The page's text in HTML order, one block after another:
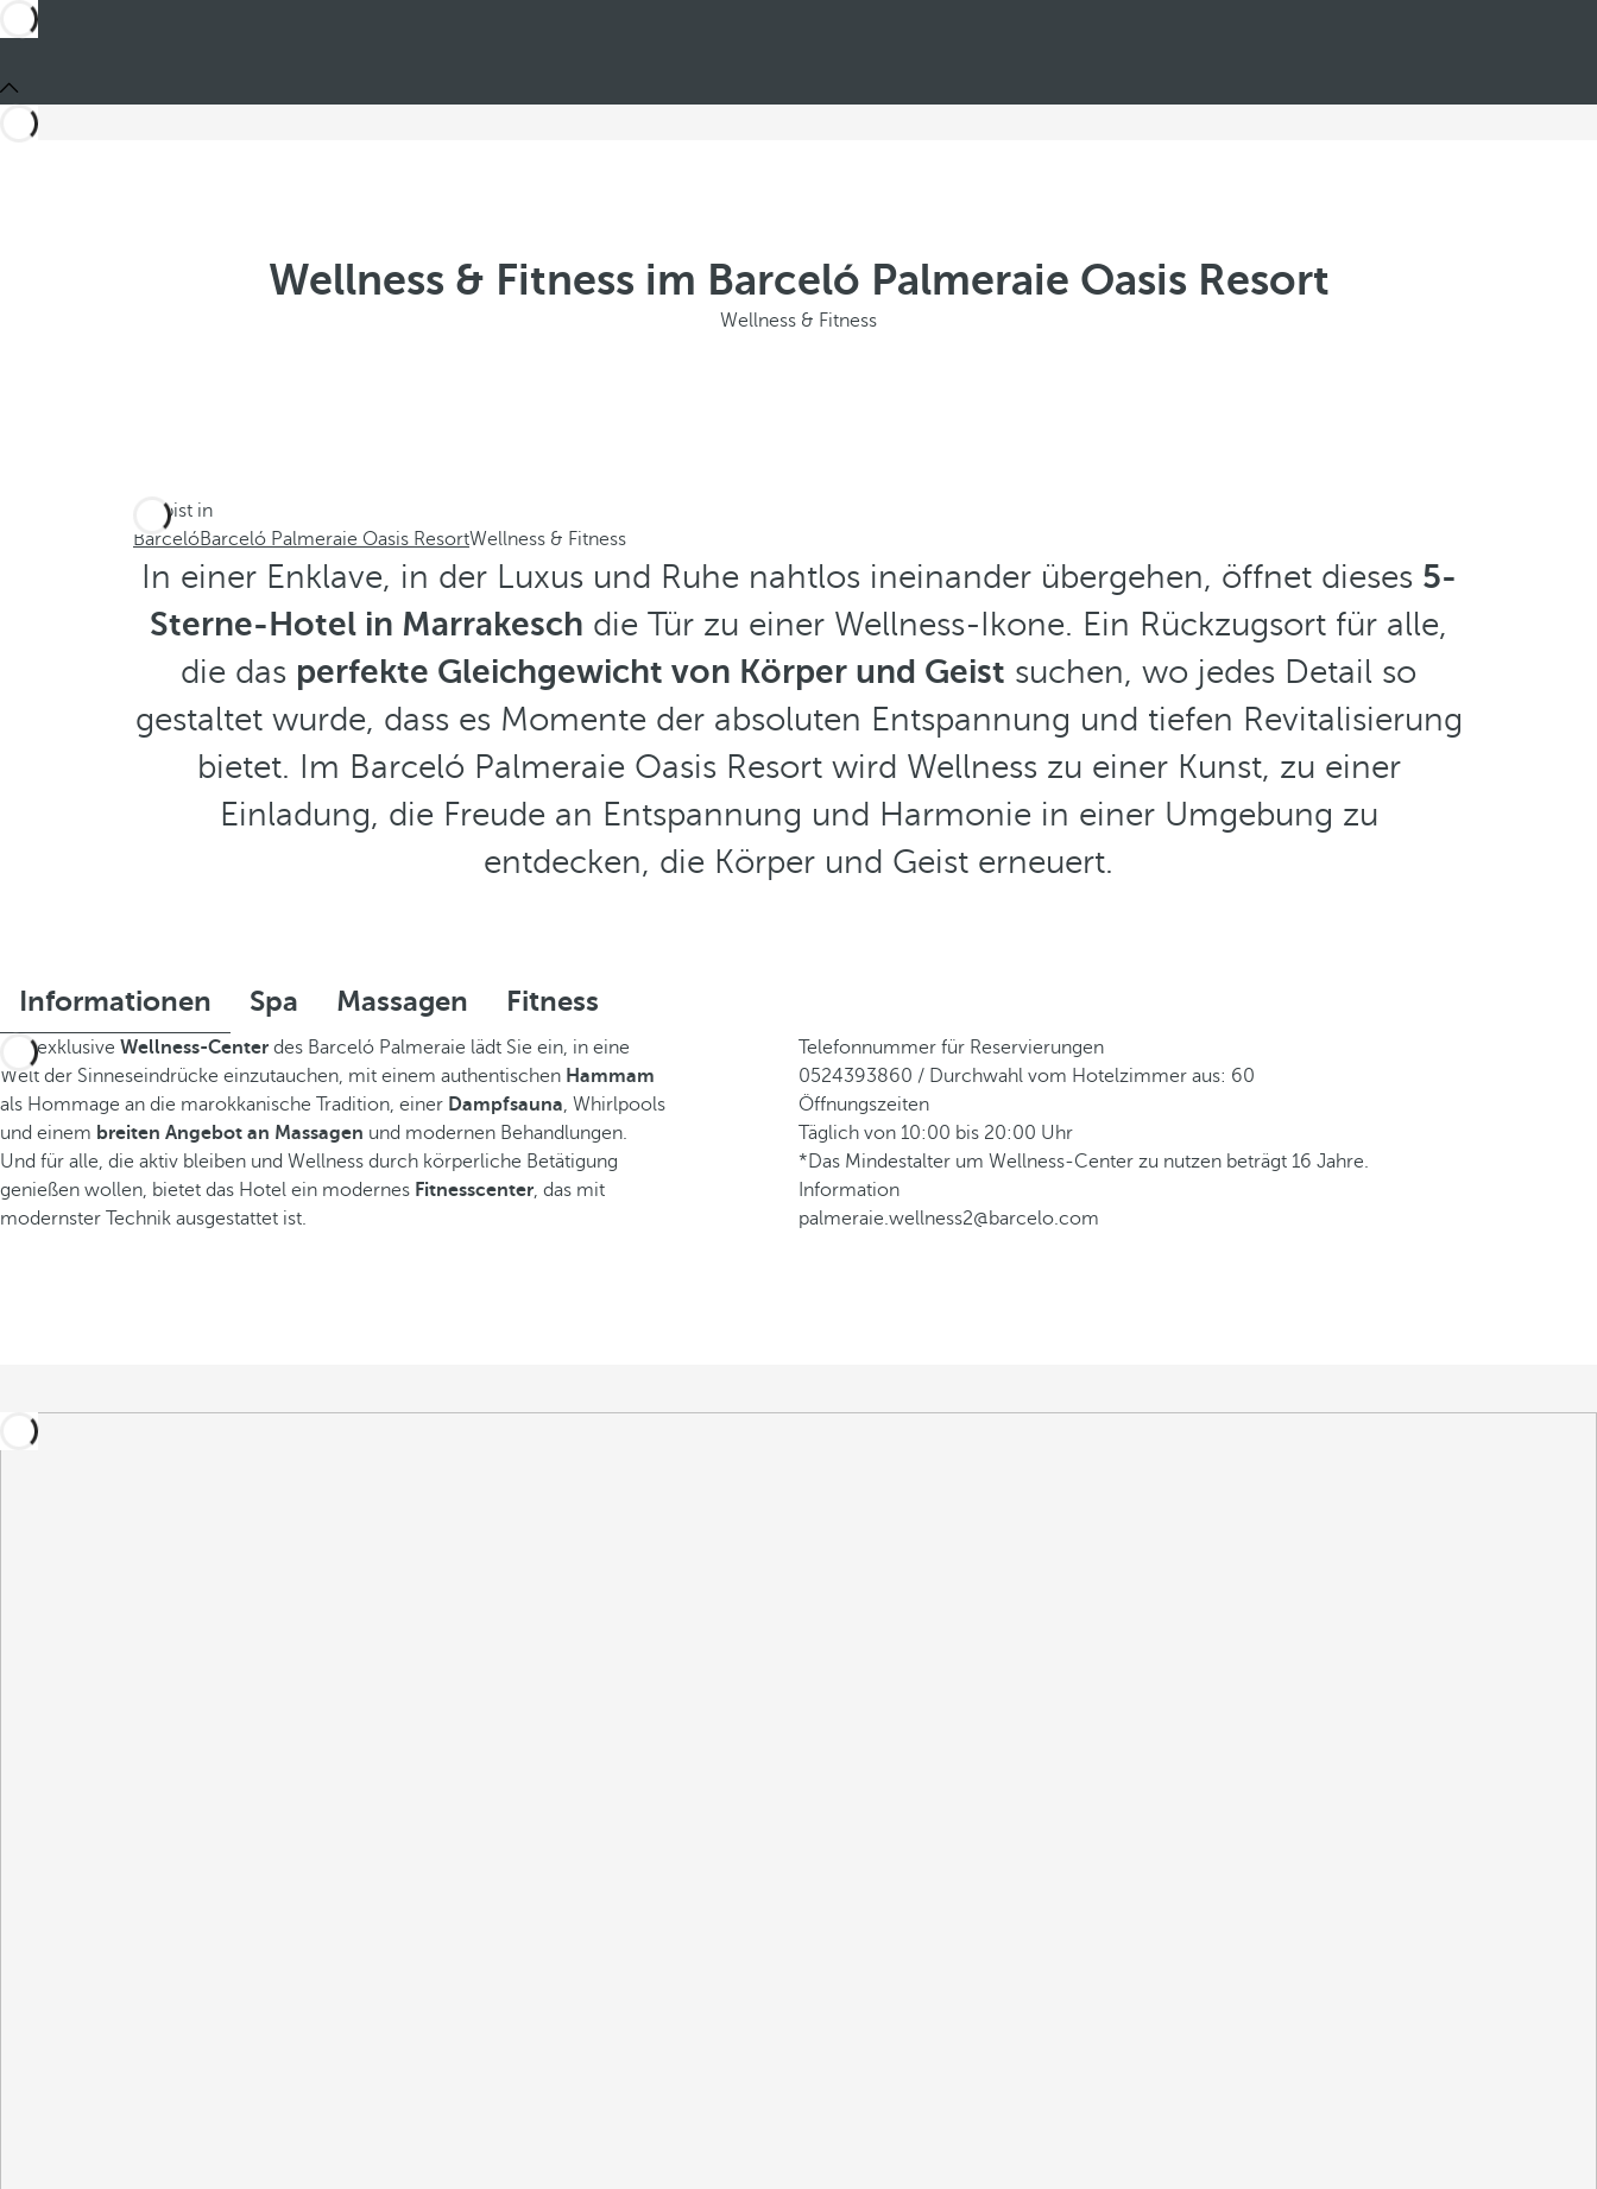
Wellness & Fitness im Barceló Palmeraie Oasis Resort
Wellness & Fitness
Du bist in
BarcelóBarceló Palmeraie Oasis ResortWellness & Fitness
In einer Enklave, in der Luxus und Ruhe nahtlos ineinander übergehen, öffnet dieses 5-
Sterne-Hotel in Marrakesch die Tür zu einer Wellness-Ikone. Ein Rückzugsort für alle,
die das perfekte Gleichgewicht von Körper und Geist suchen, wo jedes Detail so
gestaltet wurde, dass es Momente der absoluten Entspannung und tiefen Revitalisierung
bietet. Im Barceló Palmeraie Oasis Resort wird Wellness zu einer Kunst, zu einer
Einladung, die Freude an Entspannung und Harmonie in einer Umgebung zu
entdecken, die Körper und Geist erneuert.
Informationen Spa Massagen Fitness
Das exklusive Wellness-Center des Barceló Palmeraie lädt Sie ein, in eine
Welt der Sinneseindrücke einzutauchen, mit einem authentischen Hammam
als Hommage an die marokkanische Tradition, einer Dampfsauna, Whirlpools
und einem breiten Angebot an Massagen und modernen Behandlungen.
Und für alle, die aktiv bleiben und Wellness durch körperliche Betätigung
genießen wollen, bietet das Hotel ein modernes Fitnesscenter, das mit
modernster Technik ausgestattet ist.
Telefonnummer für Reservierungen
0524393860 / Durchwahl vom Hotelzimmer aus: 60
Öffnungszeiten
Täglich von 10:00 bis 20:00 Uhr
*Das Mindestalter um Wellness-Center zu nutzen beträgt 16 Jahre.
Information
palmeraie.wellness2@barcelo.com